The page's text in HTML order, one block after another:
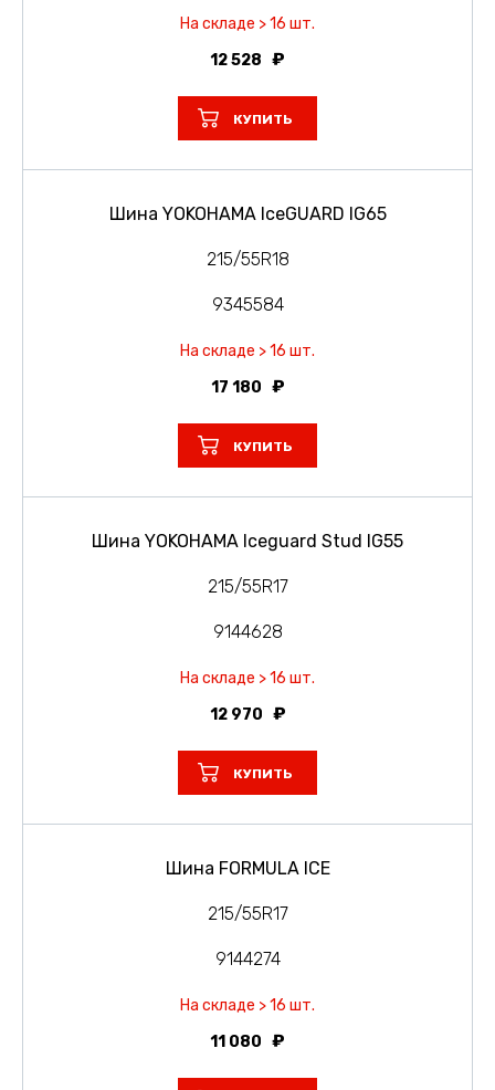
На складе > 16 шт.
12 528
КУПИТЬ
Шина YOKOHAMA IceGUARD IG65
215/55R18
9345584
На складе > 16 шт.
17 180
КУПИТЬ
Шина YOKOHAMA Iceguard Stud IG55
215/55R17
9144628
На складе > 16 шт.
12 970
КУПИТЬ
Шина FORMULA ICE
215/55R17
9144274
На складе > 16 шт.
11 080